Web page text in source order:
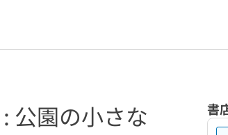
公園の小さな
書